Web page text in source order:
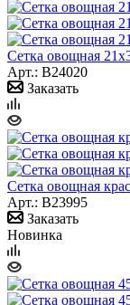
Сетка овощная
Арт.: B24020
Заказать
Сетка овощная
Арт.: B23995
Заказать
Новинка